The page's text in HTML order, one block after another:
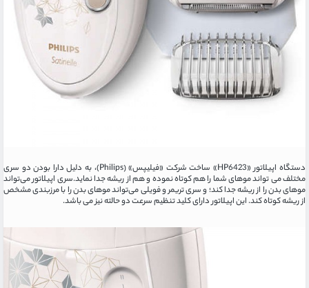
دستگاه اپیلاتور «HP6423» ساخت شرکت «فیلیپس» (Philips)، به دلیل دارا بودن دو سری
مختلف می تواند موهای شما را هم کوتاه نموده و هم از ریشه جدا نماید.سری اپیلاتور می‌تواند
موهای بدن را از ریشه جدا کند؛ و سری تریمر و فویلی می‌تواند موهای بدن را با مرزبندی مشخص
از ریشه کوتاه کند. این اپیلاتور دارای کلید تنظیم سرعت دو حالته نیز می باشد.